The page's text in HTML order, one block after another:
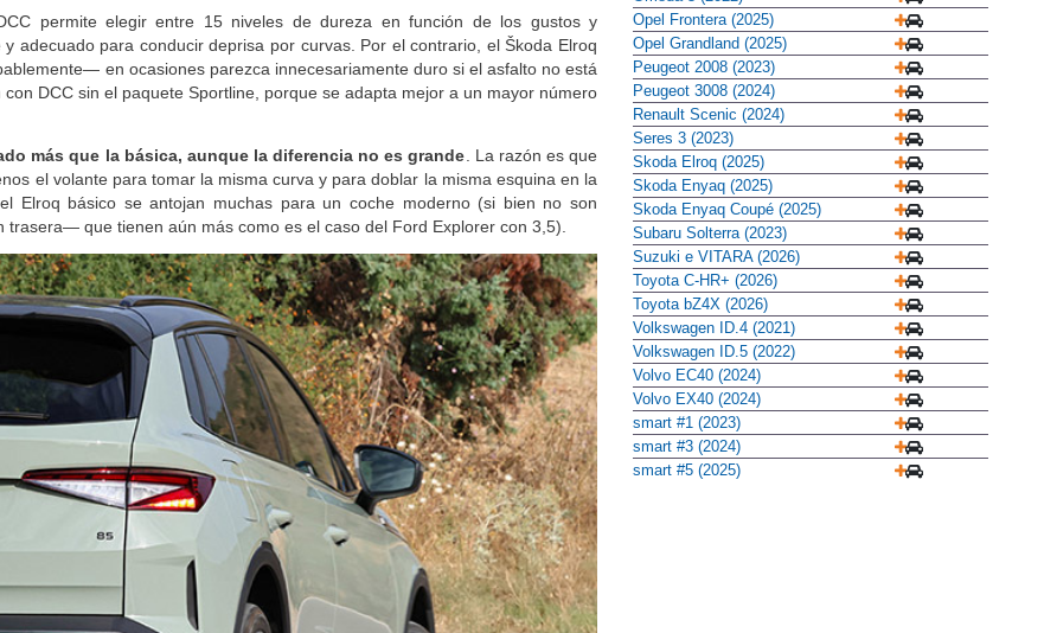
permite elegir entre 15 niveles de dureza en función de los gustos y
adecuado para conducir deprisa por curvas. Por el contrario, el Škoda Elroq
en ocasiones parezca innecesariamente duro si el asfalto no está
DCC sin el paquete Sportline, porque se adapta mejor a un mayor número
más que la básica, aunque la diferencia no es grande. La razón es que
el volante para tomar la misma curva y para doblar la misma esquina en la
Elroq básico se antojan muchas para un coche moderno (si bien no son
que tienen aún más como es el caso del Ford Explorer con 3,5).
Peugeot 2008 (2023)
Peugeot 3008 (2024)
Renault Scenic (2024)
Seres 3 (2023)
Skoda Elroq (2025)
Skoda Enyaq (2025)
Skoda Enyaq Coupé (2025)
Subaru Solterra (2023)
Suzuki e VITARA (2026)
Toyota C-HR+ (2026)
Toyota bZ4X (2026)
Volkswagen ID.4 (2021)
Volkswagen ID.5 (2022)
Volvo EC40 (2024)
Volvo EX40 (2024)
smart #1 (2023)
smart #3 (2024)
smart #5 (2025)